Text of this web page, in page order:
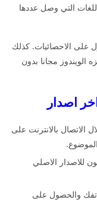
اللغات التي وصل عددها
على الاحصائيات. كذلك
الويندوز مجانا بدون
الاتصال بالانترنت على
للاصدار الاصلي
والحصول على